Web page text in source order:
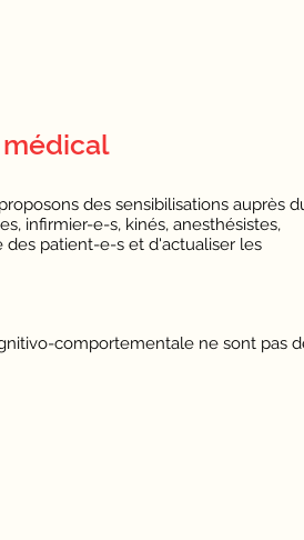
des sensibilisations auprès
infirmier-e-s, kinés, anesthésistes,
des patient-e-s et d'actualiser les
comportementale ne sont pas